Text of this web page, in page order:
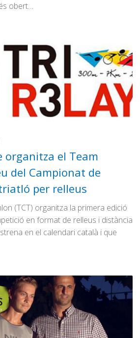
obert…
organitza el Team
del Campionat de
per relleus
(TCT) organitza la primera edició
en format de relleus i distància
en el calendari català i que